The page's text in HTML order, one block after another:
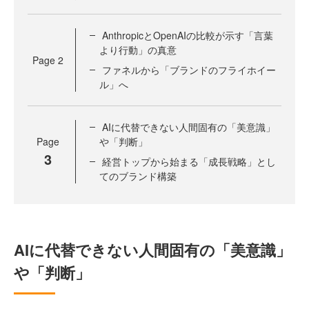
Page 2
AnthropicとOpenAIの比較が示す「言葉
より行動」の真意
ファネルから「ブランドのフライホイー
ル」へ
Page
3
AIに代替できない人間固有の「美意識」
や「判断」
経営トップから始まる「成長戦略」とし
てのブランド構築
AIに代替できない人間固有の「美意識」
や「判断」